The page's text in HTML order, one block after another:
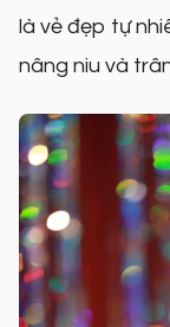
là vẻ đẹp tự
nâng niu và